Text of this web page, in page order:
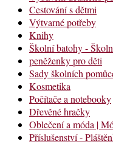
Cestování s dětmi
Výtvarné potřeby
Knihy
Školní batohy -
peněženky pro děti
Sady školních
Kosmetika
Počítače a notebooky
Dřevěné hračky
Oblečení a móda |
Příslušenství -